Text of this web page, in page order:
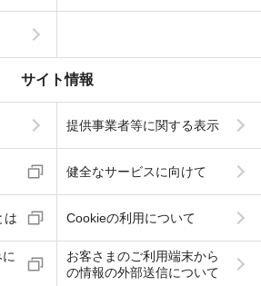
サイト情報
提供事業者等に関する表示
健全なサービスに向けて
は Cookieの利用について
お客さまのご利用端末から
の情報の外部送信について